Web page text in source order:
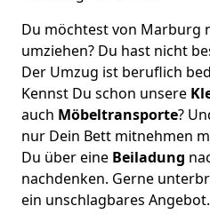
Du möchtest von Marburg
umziehen? Du hast nicht
Der Umzug ist beruflich
Kennst Du schon unsere
auch Möbeltransporte?
nur Dein Bett mitnehmen
Du über eine Beiladung
nachdenken. Gerne
ein unschlagbares Angebot.